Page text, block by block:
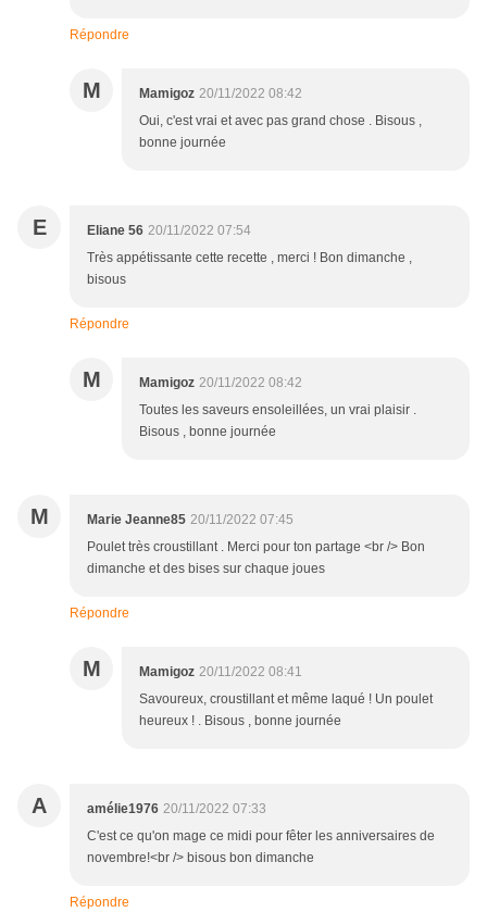
Répondre
M Mamigoz 20/11/2022 08:42
Oui, c'est vrai et avec pas grand chose . Bisous ,
bonne journée
E Eliane 56 20/11/2022 07:54
Très appétissante cette recette , merci ! Bon dimanche ,
bisous
Répondre
M Mamigoz 20/11/2022 08:42
Toutes les saveurs ensoleillées, un vrai plaisir .
Bisous , bonne journée
M Marie Jeanne85 20/11/2022 07:45
Poulet très croustillant . Merci pour ton partage <br /> Bon
dimanche et des bises sur chaque joues
Répondre
M Mamigoz 20/11/2022 08:41
Savoureux, croustillant et même laqué ! Un poulet
heureux ! . Bisous , bonne journée
A amélie1976 20/11/2022 07:33
C'est ce qu'on mage ce midi pour fêter les anniversaires de
novembre!<br /> bisous bon dimanche
Répondre